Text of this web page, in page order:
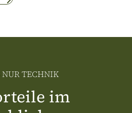
TECHNIK
im